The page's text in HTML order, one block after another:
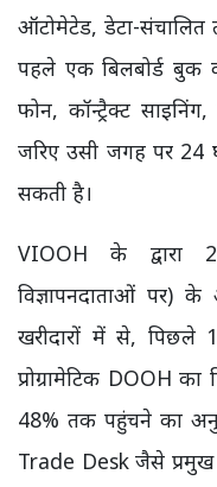
ऑटोमेटेड, डेटा-संचालित
पहले एक बिलबोर्ड
फोन, कॉन्ट्रैक्ट
जरिए उसी जगह पर
सकती है।
VIOOH के द्वारा
विज्ञापनदाताओं पर) के
खरीदारों में से,
प्रोग्रामेटिक DOOH
48% तक पहुंचने का
Trade Desk जैसे प्रमुख